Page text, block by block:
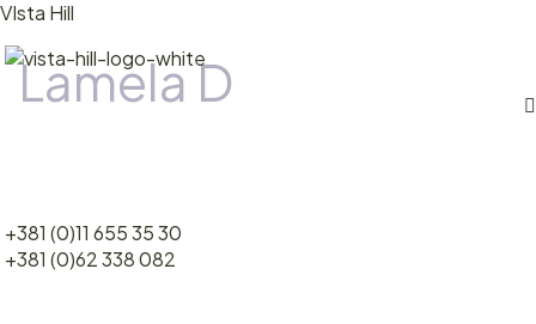
VIsta Hill
KONTAKT
Lamela D
+381 (0)11 655 35 30
+381 (0)62 338 082